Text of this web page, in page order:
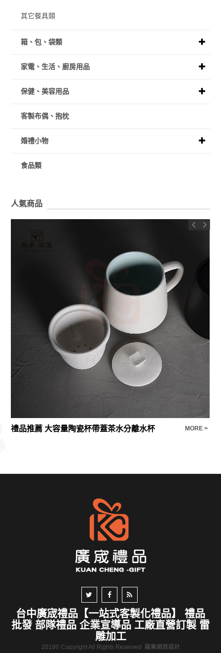
其它餐具類
箱、包、袋類
家電、生活、廚房用品
保健、美容用品
客製布偶、抱枕
婚禮小物
食品類
人氣商品
禮品推薦 大容量陶瓷杯帶蓋茶水分離水杯 MORE >
台中廣宬禮品【一站式客製化禮品】 禮品
批發 部隊禮品 企業宣導品 工廠直營訂製 雷
雕加工
2019© Copyright All Rights Reserved 蘋果網頁設計